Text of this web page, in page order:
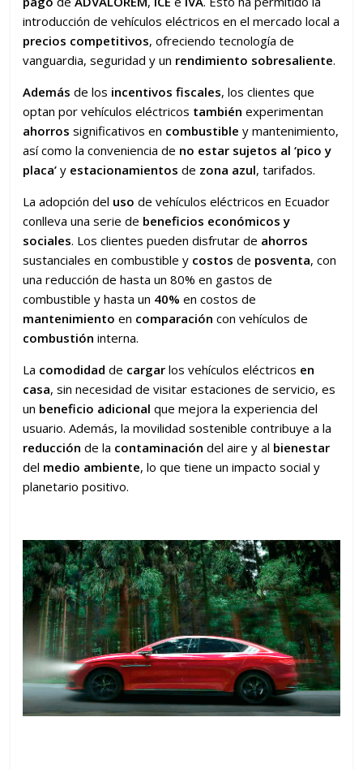
introducción de vehículos eléctricos en el mercado local a
precios competitivos, ofreciendo tecnología de
vanguardia, seguridad y un rendimiento sobresaliente.
Además de los incentivos fiscales, los clientes que
optan por vehículos eléctricos también experimentan
ahorros significativos en combustible y mantenimiento,
así como la conveniencia de no estar sujetos al ‘pico y
placa’ y estacionamientos de zona azul, tarifados.
La adopción del uso de vehículos eléctricos en Ecuador
conlleva una serie de beneficios económicos y
sociales. Los clientes pueden disfrutar de ahorros
sustanciales en combustible y costos de posventa, con
una reducción de hasta un 80% en gastos de
combustible y hasta un 40% en costos de
mantenimiento en comparación con vehículos de
combustión interna.
La comodidad de cargar los vehículos eléctricos en
casa, sin necesidad de visitar estaciones de servicio, es
un beneficio adicional que mejora la experiencia del
usuario. Además, la movilidad sostenible contribuye a la
reducción de la contaminación del aire y al bienestar
del medio ambiente, lo que tiene un impacto social y
planetario positivo.